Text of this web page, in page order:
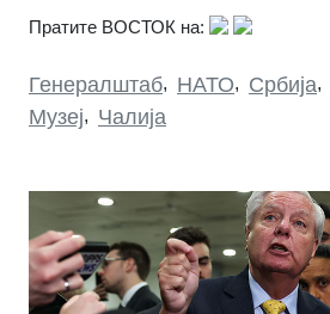
Пратите ВОСТОК на:
Генералштаб, НАТО, Србија,
Музеј, Чалија